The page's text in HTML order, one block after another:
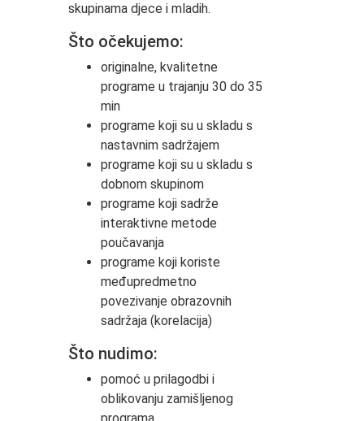
skupinama djece i mladih.
Što očekujemo:
originalne, kvalitetne
programe u trajanju 30 do 35
min
programe koji su u skladu s
nastavnim sadržajem
programe koji su u skladu s
dobnom skupinom
programe koji sadrže
interaktivne metode
poučavanja
programe koji koriste
međupredmetno
povezivanje obrazovnih
sadržaja (korelacija)
Što nudimo:
pomoć u prilagodbi i
oblikovanju zamišljenog